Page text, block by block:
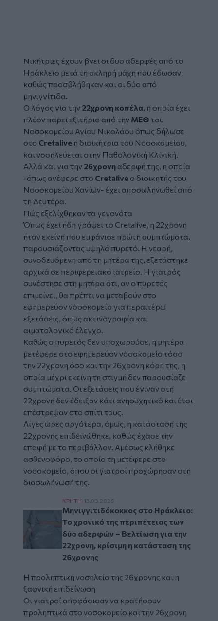
Νικήτριες έχουν βγει οι δυο αδερφές από το
Ηράκλειο μετά τη σκληρή μάχη που έδωσαν,
καθώς προσβλήθηκαν και οι δύο από
μηνιγγίτιδα.
Ο λόγος για την 22χρονη κοπέλα, η οποία έχει
πλέον πάρει εξιτήριο από την ΜΕΘ του
Νοσοκομείου Αγίου Νικολάου όπως δήλωσε
στο Cretalive η διοικήτρια του Νοσοκομείου,
και νοσηλεύεται στην Παθολογική Κλινική.
Αλλά και για την 26χρονη αδερφή της, η οποία
-όπως ανέφερε στο Cretalive ο διοικητής του
Νοσοκομείου Χανίων- έχει αποσωληνωθεί από
τη Δευτέρα.
Πώς εξελίχθηκαν τα γεγονότα
Όπως έχει ήδη γράψει το Cretalive, η 22χρονη
ήταν εκείνη που εμφάνισε πρώτη συμπτώματα,
παρουσιάζοντας υψηλό πυρετό. Η νεαρή,
συνοδευόμενη από τη μητέρα της, εξετάστηκε
αρχικά σε περιφερειακό ιατρείο. Η γιατρός
συνέστησε στη μητέρα ότι, αν ο πυρετός
επιμείνει, θα πρέπει να μεταβούν στο
εφημερεύον νοσοκομείο για περαιτέρω
εξετάσεις, όπως ακτινογραφία και
αιματολογικό έλεγχο.
Καθώς ο πυρετός δεν υποχωρούσε, η μητέρα
μετέφερε στο εφημερεύον νοσοκομείο τόσο
την 22χρονη όσο και την 26χρονη κόρη της, η
οποία μέχρι εκείνη τη στιγμή δεν παρουσίαζε
συμπτώματα. Οι εξετάσεις που έγιναν στη
22χρονη δεν έδειξαν κάτι ανησυχητικό και έτσι
επέστρεψαν στο σπίτι τους.
Λίγες ώρες αργότερα, όμως, η κατάσταση της
22χρονης επιδεινώθηκε, καθώς έχασε την
επαφή με το περιβάλλον. Αμέσως κλήθηκε
ασθενοφόρο, το οποίο τη μετέφερε στο
νοσοκομείο, όπου οι γιατροί προχώρησαν στη
διασωλήνωσή της.
Μηνιγγιτιδόκοκκος στο Ηράκλειο: Το
ΚΡΗΤΗ 13.03.2026
Μηνιγγιτιδόκοκκος στο Ηράκλειο:
Το χρονικό της περιπέτειας των
δύο αδερφών – Βελτίωση για την
22χρονη, κρίσιμη η κατάσταση της
26χρονης
Η προληπτική νοσηλεία της 26χρονης και η
ξαφνική επιδείνωση
Oι γιατροί αποφάσισαν να κρατήσουν
προληπτικά στο νοσοκομείο και την 26χρονη